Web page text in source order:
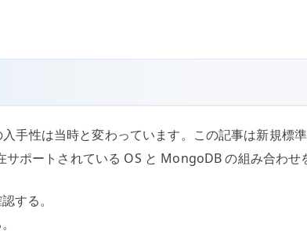
手性は当時と変わっています。この記事は新規標
ポートされている OS と MongoDB の組み合わせ
する。